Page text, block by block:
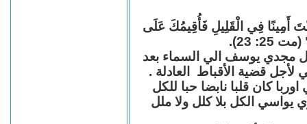
أَمِينًا فِي الْقَلِيلِ فَأُقِيمُكَ عَلَى
23).
مجدي يوسف الي السماء بعد
قضية الأقباط العادلة .
كان قلبا نابضا حبا للكل
يواسي الكل بلا كلل ولا ملل